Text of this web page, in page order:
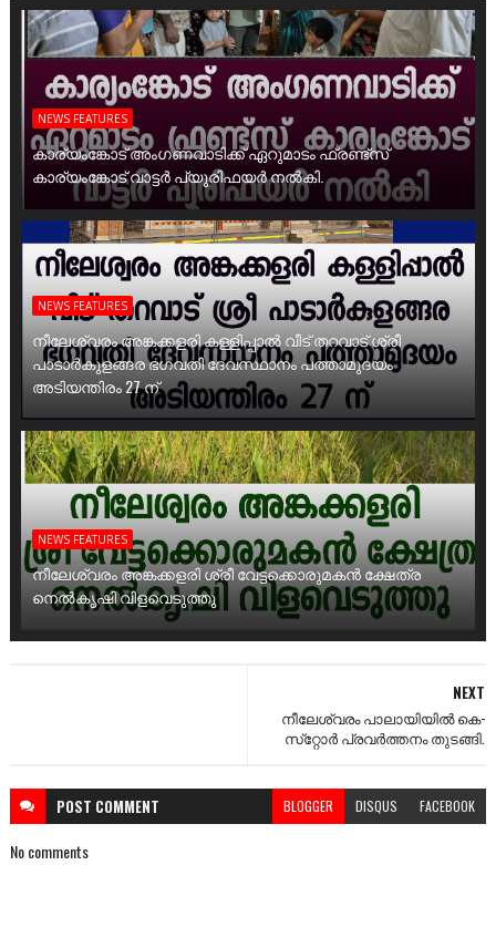
NEWS FEATURES
കാര്യംങ്കോട് അംഗണവാടിക്ക് ഏറുമാടം ഫ്രണ്ട്സ്
കാര്യംങ്കോട് വാട്ടർ പ്യൂരിഫയർ നൽകി.
NEWS FEATURES
നീലേശ്വരം അങ്കക്കളരി കള്ളിപ്പാൽ വീട് തറവാട് ശ്രീ
പാടാർകുളങ്ങര ഭഗവതി ദേവസ്ഥാനം പത്താമുദയം
അടിയന്തിരം 27 ന്
NEWS FEATURES
നീലേശ്വരം അങ്കക്കളരി ശ്രീ വേട്ടക്കൊരുമകൻ ക്ഷേത്ര
നെൽകൃഷി വിളവെടുത്തു
NEXT
നീലേശ്വരം പാലായിയിൽ കെ-
സ്‌റ്റോർ പ്രവർത്തനം തുടങ്ങി.
POST COMMENT BLOGGER DISQUS FACEBOOK
No comments